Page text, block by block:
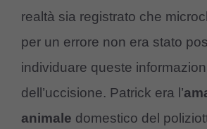
realtà sia registrato che
per un errore non era stato
individuare queste
dell’uccisione. Patrick era l’
animale domestico del